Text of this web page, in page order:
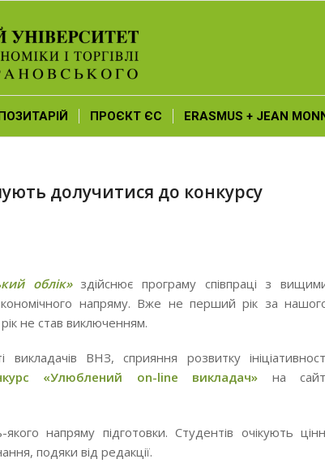
ПРОЄКТ ЄС ERASMUS + JEAN
долучитися до конкурсу
облік»здійснює програму співпраці з
напряму. Вже не перший рік за
не став виключенням.
ВНЗ, сприяння розвитку
«Улюблений on-line викладач» на
напряму підготовки. Студентів очікують
подяки від редакції.